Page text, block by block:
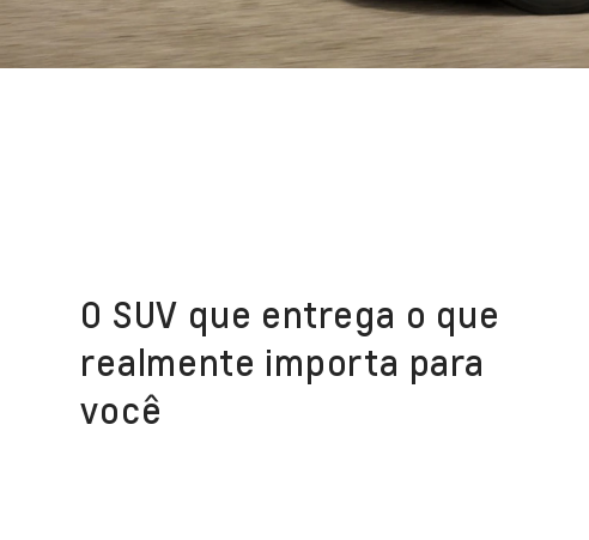
O SUV que entrega o que
realmente importa para
você